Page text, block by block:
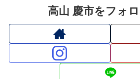
高山 慶市をフォ